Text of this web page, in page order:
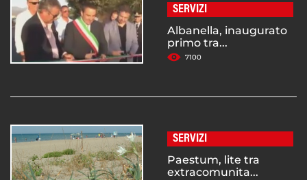
SERVIZI
Albanella, inaugurato
primo tra...
7100
SERVIZI
Paestum, lite tra
extracomunita...